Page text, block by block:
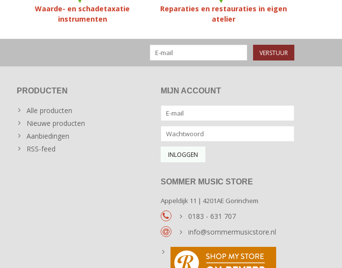
Waarde- en schadetaxatie
instrumenten
Reparaties en restauraties in eigen
atelier
VERSTUUR
PRODUCTEN
Alle producten
Nieuwe producten
Aanbiedingen
RSS-feed
MIJN ACCOUNT
SOMMER MUSIC STORE
Appeldijk 11 | 4201AE Gorinchem
0183 - 631 707
info@sommermusicstore.nl